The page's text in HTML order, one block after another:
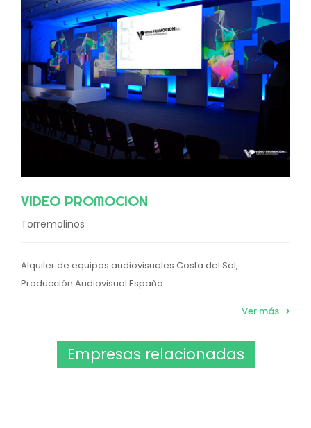
VIDEO PROMOCION
Torremolinos
Alquiler de equipos audiovisuales Costa del Sol,
Producción Audiovisual España
Ver más
Empresas relacionadas